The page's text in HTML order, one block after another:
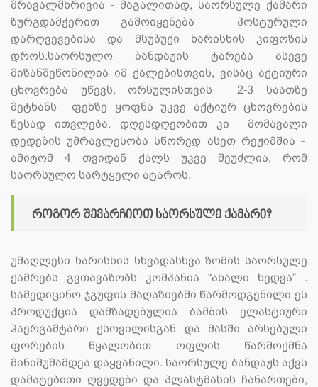
მრავალმხრივია - მაგალითად, საორსულე ქამარი
ზურგდამჭერით გამოიყენება პოსტურული
დარღვევებისა და მსუბუქი ხარისხის კიფოზის
დროს.საორსულო ბანდაჟის ტარება ასევე
მიზანშეწონილია იმ ქალებისთვის, ვისაც აქტიური
ცხოვრება უწევს. ორსულისთვის 2-3 საათზე
მეტხანს ფეხზე ყოფნა უკვე აქტიურ ცხოვრების
წესად ითვლება. დღესდღეობით კი მომავალი
დედების უმრავლესობა სწორედ ასეთ რეჟიმშია -
ამიტომ 4 თვიდან ქალს უკვე შეუძლია, რომ
საორსულო სარტყელი ატაროს.
როგორ შევარჩიოთ საორსულე ქამარი?
უმაღლესი ხარისხის სხვადასხვა ზომის საორსულე
ქამრებს გვთავაზობს კომპანია “ახალი ხედვა” .
სამედიცინო ჯგუფის მაღაზიებში წარმოდგენილი ეს
პროდუქცია დამზადებულია ბამბის ელასტიური
ჰაერგამტარი ქსოვილისგან და მასში არსებული
ფორების წყალობით ოფლის წარმოქმნა
მინიმუმამდეა დაყვანილი. საორსულე ბანდაჟს აქვს
დამატებითი ღვედები და პლასტმასის ჩანართები,